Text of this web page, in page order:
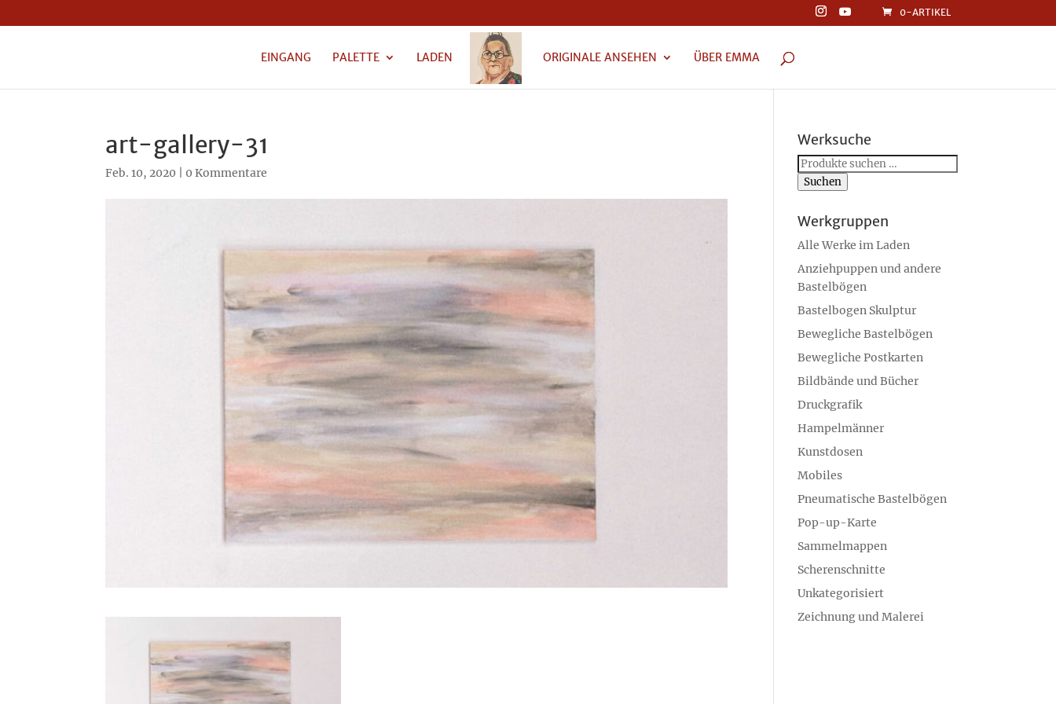
0-ARTIKEL
EINGANG PALETTE LADEN ORIGINALE ANSEHEN ÜBER EMMA
art-gallery-31
Feb. 10, 2020 0 Kommentare
Werksuche
Suchen
nach:
Suchen
Werkgruppen
Alle Werke im Laden
Anziehpuppen und andere
Bastelbögen
Bastelbogen Skulptur
Bewegliche Bastelbögen
Bewegliche Postkarten
Bildbände und Bücher
Druckgrafik
Hampelmänner
Kunstdosen
Mobiles
Pneumatische Bastelbögen
Pop-up-Karte
Sammelmappen
Scherenschnitte
Unkategorisiert
Zeichnung und Malerei